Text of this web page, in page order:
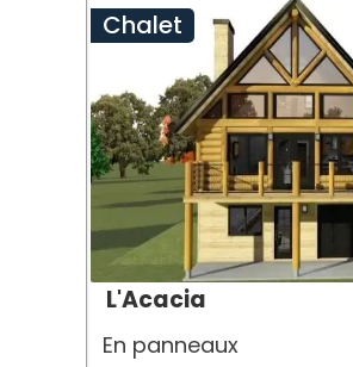
Chalet
L'Acacia
En panneaux